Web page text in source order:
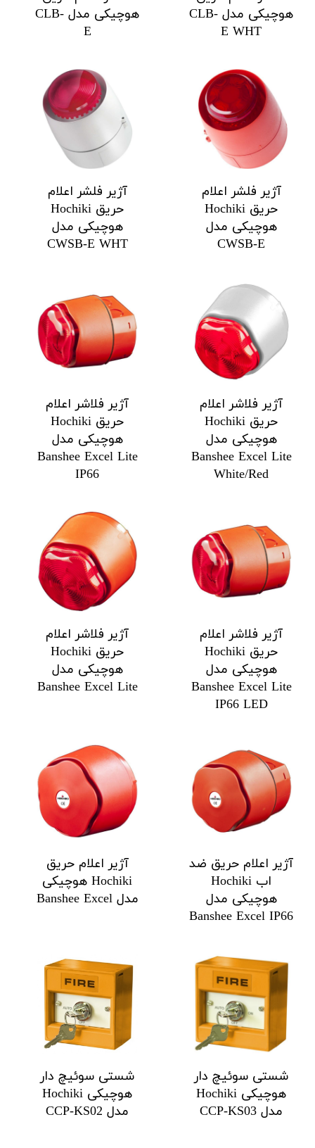
هوچیکی مدل CLB-
E WHT
هوچیکی مدل CLB-
E
آژیر فلشر اعلام
حریق Hochiki
هوچیکی مدل
CWSB-E
آژیر فلشر اعلام
حریق Hochiki
هوچیکی مدل
CWSB-E WHT
آژیر فلاشر اعلام
حریق Hochiki
هوچیکی مدل
Banshee Excel Lite
White/Red
آژیر فلاشر اعلام
حریق Hochiki
هوچیکی مدل
Banshee Excel Lite
IP66
آژیر فلاشر اعلام
حریق Hochiki
هوچیکی مدل
Banshee Excel Lite
IP66 LED
آژیر فلاشر اعلام
حریق Hochiki
هوچیکی مدل
Banshee Excel Lite
آژیر اعلام حریق ضد
اب Hochiki
هوچیکی مدل
Banshee Excel IP66
آژیر اعلام حریق
Hochiki هوچیکی
مدل Banshee Excel
شستی سوئیچ دار
هوچیکی Hochiki
مدل CCP-KS03
شستی سوئیچ دار
هوچیکی Hochiki
مدل CCP-KS02